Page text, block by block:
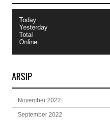
Today
Yesterday
Total
Online
ARSIP
November 2022
September 2022